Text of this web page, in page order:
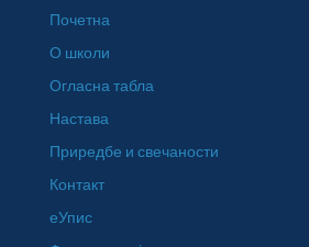
Почетна
О школи
Огласна табла
Настава
Приредбе и свечаности
Контакт
еУпис